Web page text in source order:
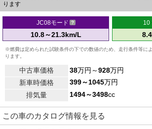
ります
JC08モード
10.8～21.3km/L
10
※燃費は定められた試験条件の下での数値のため、走行条件等に
ります。
中古車価格 38万円～928万円
新車時価格
399～1045万円
排気量
1494～3498cc
この車のカタログ情報を見る